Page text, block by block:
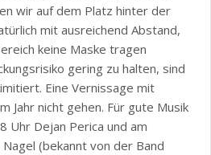
wir auf dem Platz hinter der
mit ausreichend Abstand,
keine Maske tragen
gering zu halten, sind
Eine Vernissage mit
Jahr nicht gehen. Für gute Musik
Uhr Dejan Perica und am
(bekannt von der Band